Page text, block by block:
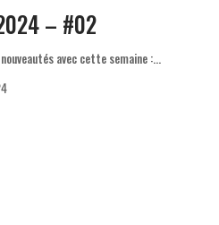
– #02
avec cette semaine :…